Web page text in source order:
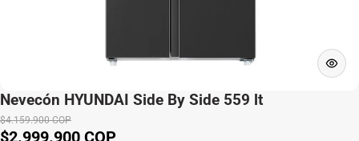
Nevecón HYUNDAI Side By Side 559 lt
$2.999.900 COP
$4.159.900 COP